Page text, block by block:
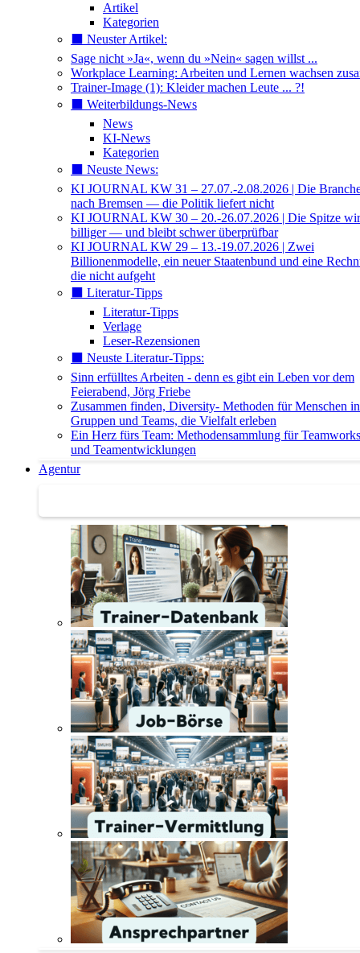
Artikel
Kategorien
⬛️ Neuster Artikel:
Sage nicht »Ja«, wenn du »Nein« sagen willst ...
Workplace Learning: Arbeiten und Lernen wachsen
Trainer-Image (1): Kleider machen Leute ... ?!
⬛️ Weiterbildungs-News
News
KI-News
Kategorien
⬛️ Neuste News:
KI JOURNAL KW 31 – 27.07.-2.08.2026 | Die
nach Bremsen — die Politik liefert nicht
KI JOURNAL KW 30 – 20.-26.07.2026 | Die Spitze
billiger — und bleibt schwer überprüfbar
KI JOURNAL KW 29 – 13.-19.07.2026 | Zwei
Billionenmodelle, ein neuer Staatenbund und eine
die nicht aufgeht
⬛️ Literatur-Tipps
Literatur-Tipps
Verlage
Leser-Rezensionen
⬛️ Neuste Literatur-Tipps:
Sinn erfülltes Arbeiten - denn es gibt ein Leben vor dem
Feierabend, Jörg Friebe
Zusammen finden, Diversity- Methoden für Menschen in
Gruppen und Teams, die Vielfalt erleben
Ein Herz fürs Team: Methodensammlung für
und Teamentwicklungen
Agentur